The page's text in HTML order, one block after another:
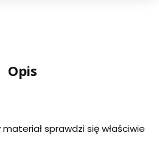
Opis
sprawdzi się właściwie